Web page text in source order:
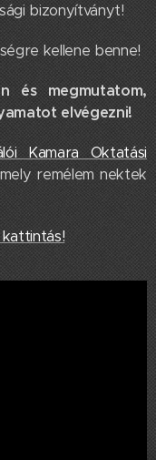
bizonyítványt!
kellene benne!
és megmutatom,
elvégezni!
Kamara Oktatási
remélem nektek